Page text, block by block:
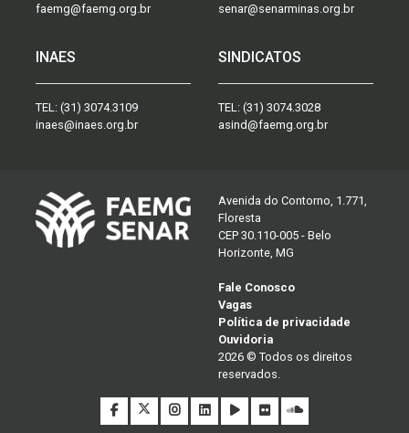
faemg@faemg.org.br
senar@senarminas.org.br
INAES
TEL: (31) 3074.3109
inaes@inaes.org.br
SINDICATOS
TEL: (31) 3074.3028
asind@faemg.org.br
Avenida do Contorno, 1.771,
Floresta
CEP 30.110-005 - Belo
Horizonte, MG
Fale Conosco
Vagas
Política de privacidade
Ouvidoria
2026 © Todos os direitos
reservados.